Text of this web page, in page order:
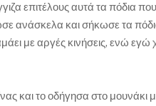
επιτέλους αυτά τα πόδια
ανάσκελα και σήκωσε τα
με αργές κινήσεις, ενώ εγώ
και το οδήγησα στο